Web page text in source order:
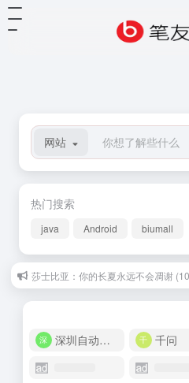
网站
热门搜索
java Android biumall
北岛：回答 (06/15)
深圳自动化商城
千问